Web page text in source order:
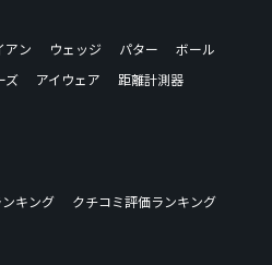
アン ウェッジ パター
ボール
ズ アイウェア
距離計測器
キング
クチコミ評価ランキング